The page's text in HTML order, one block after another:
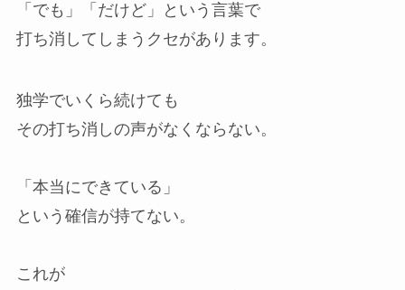
「でも」「だけど」という言葉で
打ち消してしまうクセがあります。
独学でいくら続けても
その打ち消しの声がなくならない。
「本当にできている」
という確信が持てない。
これが